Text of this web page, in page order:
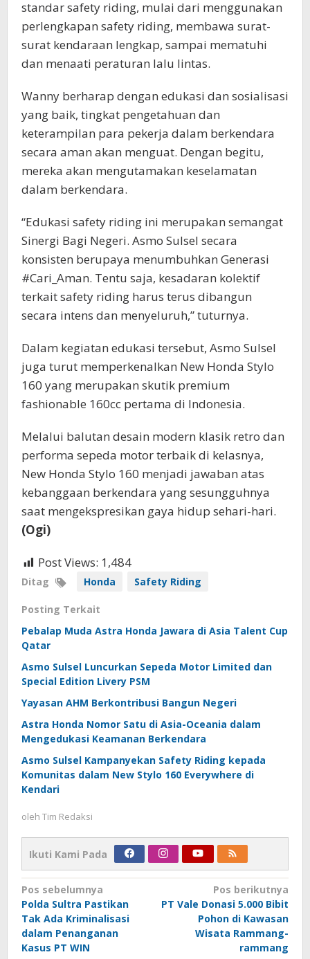
standar safety riding, mulai dari menggunakan
perlengkapan safety riding, membawa surat-
surat kendaraan lengkap, sampai mematuhi
dan menaati peraturan lalu lintas.
Wanny berharap dengan edukasi dan sosialisasi
yang baik, tingkat pengetahuan dan
keterampilan para pekerja dalam berkendara
secara aman akan menguat. Dengan begitu,
mereka akan mengutamakan keselamatan
dalam berkendara.
“Edukasi safety riding ini merupakan semangat
Sinergi Bagi Negeri. Asmo Sulsel secara
konsisten berupaya menumbuhkan Generasi
#Cari_Aman. Tentu saja, kesadaran kolektif
terkait safety riding harus terus dibangun
secara intens dan menyeluruh,” tuturnya.
Dalam kegiatan edukasi tersebut, Asmo Sulsel
juga turut memperkenalkan New Honda Stylo
160 yang merupakan skutik premium
fashionable 160cc pertama di Indonesia.
Melalui balutan desain modern klasik retro dan
performa sepeda motor terbaik di kelasnya,
New Honda Stylo 160 menjadi jawaban atas
kebanggaan berkendara yang sesungguhnya
saat mengekspresikan gaya hidup sehari-hari.
(Ogi)
Post Views: 1,484
Ditag Honda Safety Riding
Posting Terkait
Pebalap Muda Astra Honda Jawara di Asia Talent Cup
Qatar
Asmo Sulsel Luncurkan Sepeda Motor Limited dan
Special Edition Livery PSM
Yayasan AHM Berkontribusi Bangun Negeri
Astra Honda Nomor Satu di Asia-Oceania dalam
Mengedukasi Keamanan Berkendara
Asmo Sulsel Kampanyekan Safety Riding kepada
Komunitas dalam New Stylo 160 Everywhere di
Kendari
oleh Tim Redaksi
Ikuti Kami Pada
Navigasi
pos
Pos sebelumnya
Polda Sultra Pastikan
Tak Ada Kriminalisasi
dalam Penanganan
Kasus PT WIN
Pos berikutnya
PT Vale Donasi 5.000 Bibit
Pohon di Kawasan
Wisata Rammang-
rammang